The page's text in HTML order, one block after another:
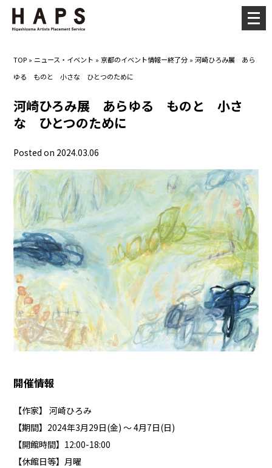
TOP » ニュース・イベント »京都のイベント情報ー終了分 »河崎ひろみ展 あら
ゆる ものと 小さな ひとつのために
河崎ひろみ展 あらゆる ものと 小さ
な ひとつのために
Posted on 2024.03.06
開催情報
【作家】 河崎ひろみ
【期間】2024年3月29日(金) 〜 4月7日(日)
【開館時間】12:00-18:00
【休館日等】月曜
メ
ニ
ー